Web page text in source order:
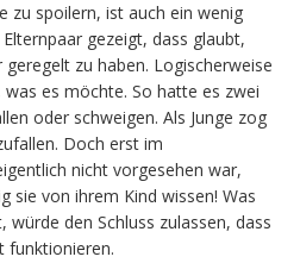
zu spoilern, ist auch ein wenig
gezeigt, dass glaubt,
zu haben. Logischerweise
es möchte. So hatte es zwei
oder schweigen. Als Junge zog
Doch erst im
nicht vorgesehen war,
sie von ihrem Kind wissen! Was
würde den Schluss zulassen, dass
funktionieren.